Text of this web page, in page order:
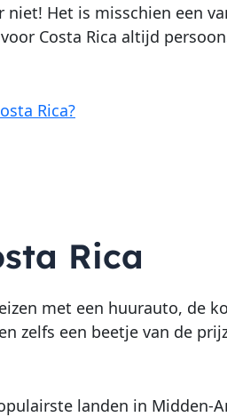
niet! Het is misschien een
Costa Rica altijd
Rica?
Rica
met een huurauto, de
zelfs een beetje van de
landen in